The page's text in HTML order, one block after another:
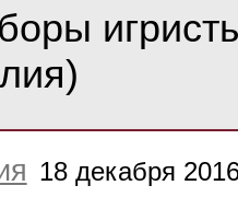
18 декабря